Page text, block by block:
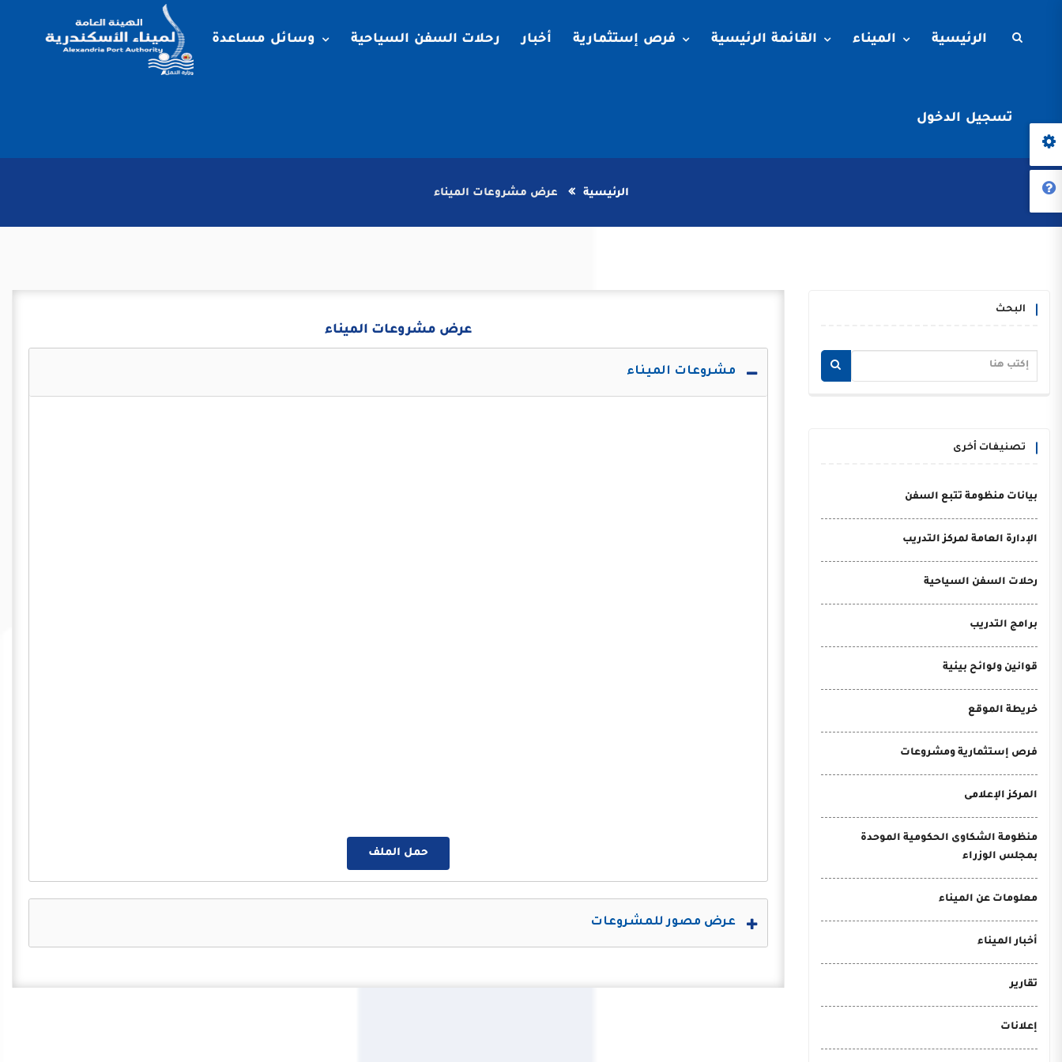
الرئيسية الميناء القائمة الرئيسية فرص إستثمارية أخبار رحلات السفن السياحية وسائل مساعدة
تسجيل الدخول
الرئيسية عرض مشروعات الميناء
البحث
تصنيفات أخرى
بيانات منظومة تتبع السفن
الإدارة العامة لمركز التدريب
رحلات السفن السياحية
برامج التدريب
قوانين ولوائح بيئية
خريطة الموقع
فرص إستثمارية ومشروعات
المركز الإعلامى
منظومة الشكاوى الحكومية الموحدة
بمجلس الوزراء
معلومات عن الميناء
أخبار الميناء
تقارير
إعلانات
عرض مشروعات الميناء
مشروعات الميناء
حمل الملف
عرض مصور للمشروعات